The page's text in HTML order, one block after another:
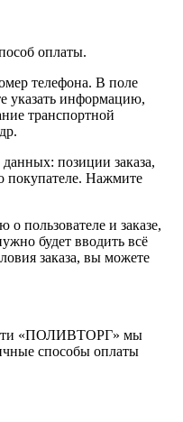
оплаты.
телефона. В поле
указать информацию,
транспортной
позиции заказа,
покупателе. Нажмите
пользователе и заказе,
будет вводить всё
заказа, вы можете
«ПОЛИВТОРГ» мы
способы оплаты